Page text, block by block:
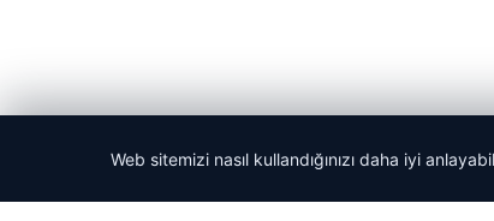
Web sitemizi nasıl kullandığınızı daha iyi